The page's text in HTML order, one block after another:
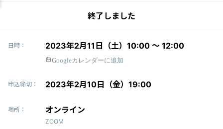
終了しました
日時： 2023年2月11日（土）10:00 〜 12:00
Googleカレンダーに追加
申込締切： 2023年2月10日（金）19:00
場所： オンライン
ZOOM